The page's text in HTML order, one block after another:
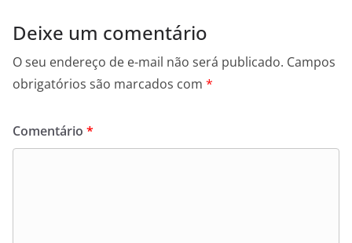
Deixe um comentário
O seu endereço de e-mail não será publicado. Campos
obrigatórios são marcados com *
Comentário *